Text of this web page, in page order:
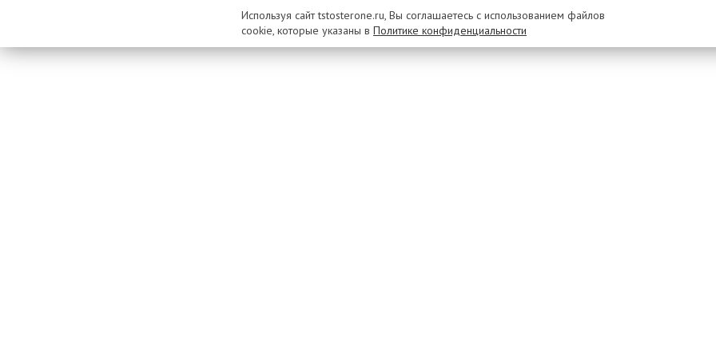
Используя сайт tstosterone.ru, Вы соглашаетесь с использованием файлов
cookie, которые указаны в Политике конфиденциальности